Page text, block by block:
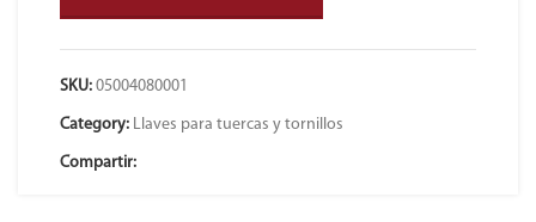
SKU: 05004080001
Category: Llaves para tuercas y tornillos
Compartir: